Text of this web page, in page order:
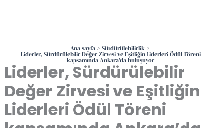
Ana sayfa Sürdürülebilirlik
Liderler, Sürdürülebilir Değer Zirvesi ve Eşitliğin Liderleri Ödül Töreni
kapsamında Ankara’da buluşuyor
Liderler, Sürdürülebilir
Değer Zirvesi ve Eşitliğin
Liderleri Ödül Töreni